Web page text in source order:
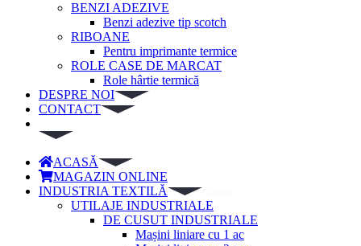
BENZI ADEZIVE
Benzi adezive tip scotch
RIBOANE
Pentru imprimante termice
ROLE CASE DE MARCAT
Role hârtie termică
DESPRE NOI
CONTACT
ACASĂ
MAGAZIN ONLINE
INDUSTRIA TEXTILĂ
UTILAJE INDUSTRIALE
DE CUSUT INDUSTRIALE
Mașini liniare cu 1 ac